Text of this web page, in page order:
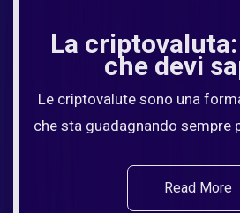
La
che devi
Le criptovalute sono una
che sta guadagnando sempre
Read More